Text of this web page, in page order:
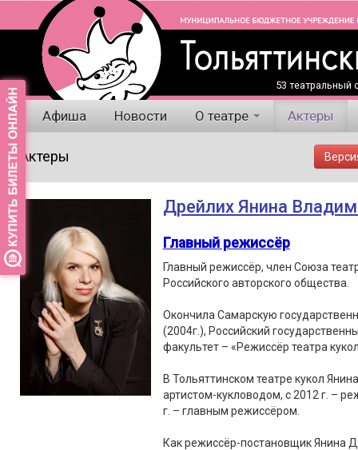
53 театральный
Афиша Новости О театре Актеры
Актеры
Дрейлих Янина
Главный режиссёр
Главный режиссёр, член Союза
Российского авторского общества.
Окончила Самарскую
(2004г.), Российский
факультет – «Режиссёр театра
В Тольяттинском театре кукол
артистом-кукловодом, с 2012 г. –
г. – главным режиссёром.
Как режиссёр-постановщик Янина